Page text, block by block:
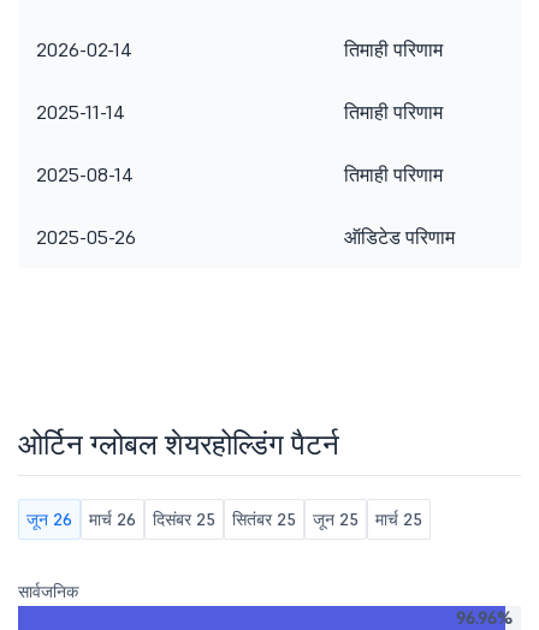
2026-02-14 तिमाही परिणाम
2025-11-14 तिमाही परिणाम
2025-08-14 तिमाही परिणाम
2025-05-26 ऑडिटेड परिणाम
ओर्टिन ग्लोबल शेयरहोल्डिंग पैटर्न
जून 26 मार्च 26 दिसंबर 25 सितंबर 25 जून 25 मार्च 25
सार्वजनिक
96.96%